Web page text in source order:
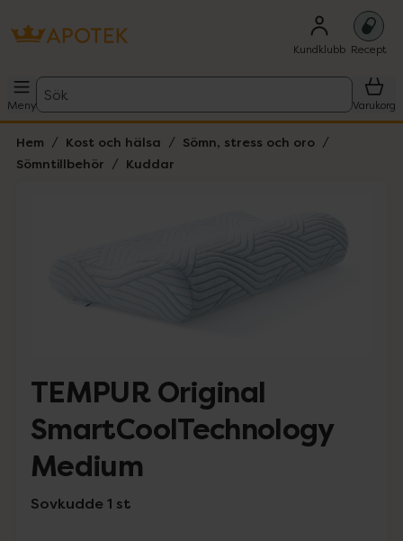
Kundklubb Recept
Meny
Sök
Varukorg
Hem Kost och hälsa
Sömn, stress och oro
Sömntillbehör
Kuddar
TEMPUR Original
SmartCoolTechnology
Medium
Sovkudde 1 st